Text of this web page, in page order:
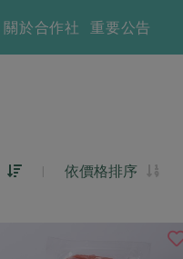
關於合作社 重要公告
| 依價格排序